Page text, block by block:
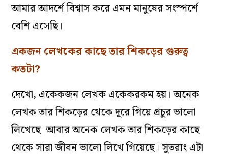
আমার আদর্শে বিশ্বাস করে এমন মানুষের সংস্পর্শে
বেশি এসেছি।
একজন লেখকের কাছে তার শিকড়ের গুরুত্ব
কতটা?
দেখো, একেকজন লেখক একেকরকম হয়। অনেক
লেখক তার শিকড়ের থেকে দূরে গিয়ে প্রচুর ভালো
লিখেছে আবার অনেক লেখক তার শিকড়ের কাছে
থেকে সারা জীবন ভালো লিখে গিয়েছে। সুতরাং এটা